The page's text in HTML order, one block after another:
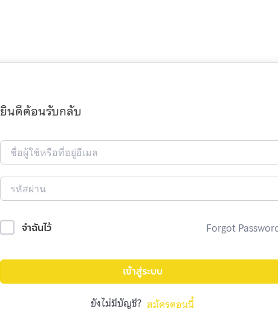
ยินดีต้อนรับกลับ
จำฉันไว้ Forgot
เข้าสู่ระบบ
ยังไม่มีบัญชี? สมัครตอนนี้